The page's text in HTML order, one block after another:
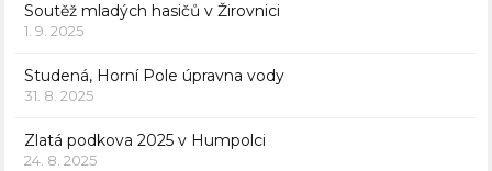
Soutěž mladých hasičů v Žirovnici
1. 9. 2025
Studená, Horní Pole úpravna vody
31. 8. 2025
Zlatá podkova 2025 v Humpolci
24. 8. 2025